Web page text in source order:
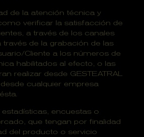
de la atención técnica y
verificar la satisfacción de
a través de los canales
de la grabación de las
Cliente a los números de
habilitados al efecto, o las
realizar desde GESTEATRAL
cualquier empresa
encuestas o
que tengan por finalidad
del producto o servicio